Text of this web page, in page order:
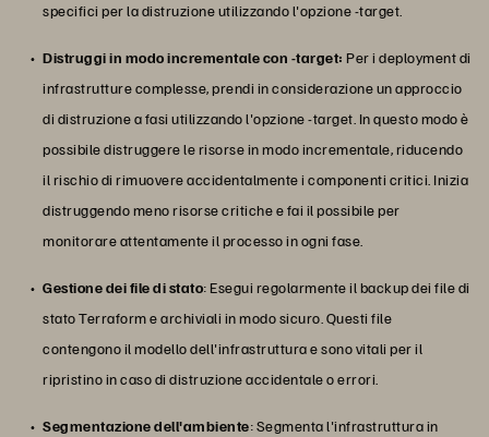
specifici per la distruzione utilizzando l'opzione -target.
Distruggi in modo incrementale con -target: Per i deployment di
infrastrutture complesse, prendi in considerazione un approccio
di distruzione a fasi utilizzando l'opzione -target. In questo modo è
possibile distruggere le risorse in modo incrementale, riducendo
il rischio di rimuovere accidentalmente i componenti critici. Inizia
distruggendo meno risorse critiche e fai il possibile per
monitorare attentamente il processo in ogni fase.
Gestione dei file di stato: Esegui regolarmente il backup dei file di
stato Terraform e archiviali in modo sicuro. Questi file
contengono il modello dell'infrastruttura e sono vitali per il
ripristino in caso di distruzione accidentale o errori.
Segmentazione dell'ambiente: Segmenta l'infrastruttura in